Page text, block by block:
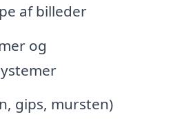
af billeder
og
gips, mursten)